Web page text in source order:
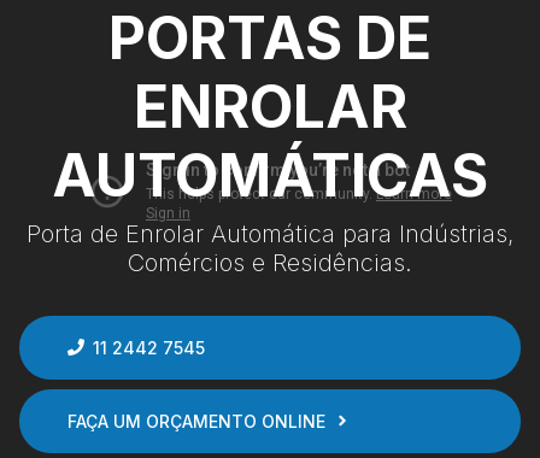
PORTAS DE
ENROLAR
AUTOMÁTICAS
Porta de Enrolar Automática para Indústrias,
Comércios e Residências.
11 2442 7545
FAÇA UM ORÇAMENTO ONLINE